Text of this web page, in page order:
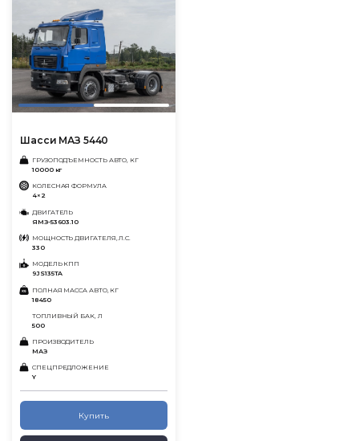
Шасси МАЗ 5440
ГРУЗОПОДЪЕМНОСТЬ АВТО, КГ
10000 кг
КОЛЕСНАЯ ФОРМУЛА
4×2
ДВИГАТЕЛЬ
ЯМЗ-53603.10
МОЩНОСТЬ ДВИГАТЕЛЯ, Л.С.
330
МОДЕЛЬ КПП
9JS135TA
ПОЛНАЯ МАССА АВТО, КГ
18450
ТОПЛИВНЫЙ БАК, Л
500
ПРОИЗВОДИТЕЛЬ
МАЗ
СПЕЦПРЕДЛОЖЕНИЕ
Y
Купить